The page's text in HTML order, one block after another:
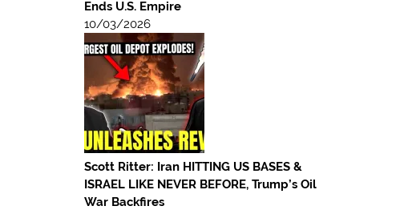
Ends U.S. Empire
10/03/2026
Scott Ritter: Iran HITTING US BASES &
ISRAEL LIKE NEVER BEFORE, Trump’s Oil
War Backfires